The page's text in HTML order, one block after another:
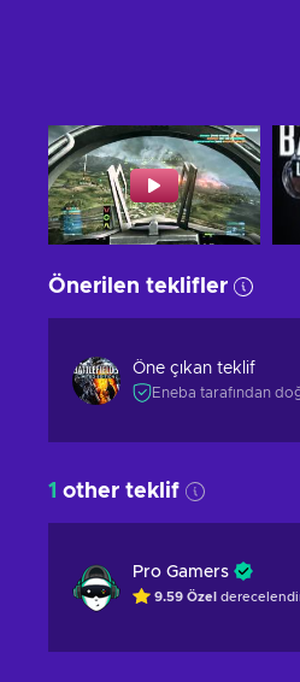
Önerilen teklifler
Öne çıkan teklif
Eneba tarafından
1 other teklif
Pro Gamers
9.59 Özel